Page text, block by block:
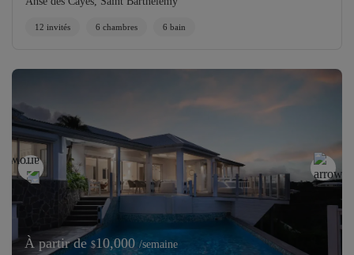
12 invités 6 chambres 6 bain
À partir de $10,000 /semaine